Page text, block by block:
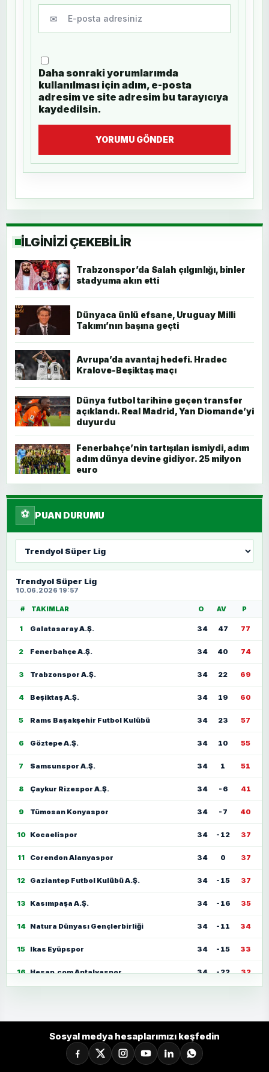
✉
Daha sonraki yorumlarımda
kullanılması için adım, e-posta
adresim ve site adresim bu tarayıcıya
kaydedilsin.
YORUMU GÖNDER
İLGİNİZİ ÇEKEBİLİR
Trabzonspor’da Salah çılgınlığı, binler
stadyuma akın etti
Dünyaca ünlü efsane, Uruguay Milli
Takımı’nın başına geçti
Avrupa’da avantaj hedefi. Hradec
Kralove-Beşiktaş maçı
Dünya futbol tarihine geçen transfer
açıklandı. Real Madrid, Yan Diomande’yi
duyurdu
Fenerbahçe’nin tartışılan ismiydi, adım
adım dünya devine gidiyor. 25 milyon
euro
⚽ PUAN DURUMU
seç
Trendyol Süper Lig
10.06.2026 19:57
# TAKIMLAR O AV P
1 Galatasaray A.Ş. 34 47 77
2 Fenerbahçe A.Ş. 34 40 74
3 Trabzonspor A.Ş. 34 22 69
4 Beşiktaş A.Ş. 34 19 60
5 Rams Başakşehir Futbol Kulübü 34 23 57
6 Göztepe A.Ş. 34 10 55
7 Samsunspor A.Ş. 34 1 51
8 Çaykur Rizespor A.Ş. 34 -6 41
9 Tümosan Konyaspor 34 -7 40
10 Kocaelispor 34 -12 37
11 Corendon Alanyaspor 34 0 37
12 Gaziantep Futbol Kulübü A.Ş. 34 -15 37
13 Kasımpaşa A.Ş. 34 -16 35
14 Natura Dünyası Gençlerbirliği 34 -11 34
15 Ikas Eyüpspor 34 -15 33
16 Hesap.com Antalyaspor 34 -22 32
Sosyal medya hesaplarımızı keşfedin